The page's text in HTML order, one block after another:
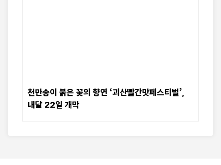
천만송이 붉은 꽃의 향연 ‘괴산빨간맛페스티벌’,
내달 22일 개막